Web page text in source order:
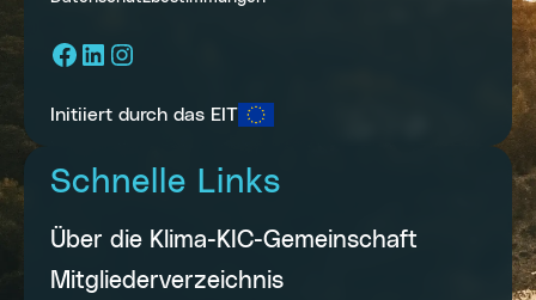
Facebook
LinkedIn
Instagram
Initiiert durch das EIT
Schnelle Links
Über die Klima-KIC-Gemeinschaft
Mitgliederverzeichnis